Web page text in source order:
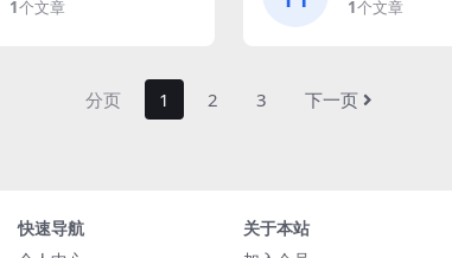
1个文章 1个文章
分页 1 2 3 下一页
快速导航
关于本站